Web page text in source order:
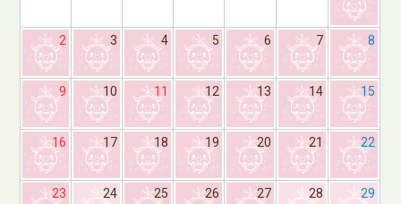
2 3 4 5 6 7 8
9 10 11 12 13 14 15
16 17 18 19 20 21 22
23 24 25 26 27 28 29